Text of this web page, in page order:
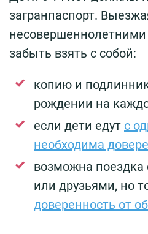
загранпаспорт.
забыть взять с собой:
копию и
рождении на
если дети едут с
необходима
возможна поездка
или друзьями, но
доверенность от